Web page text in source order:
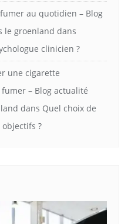
au quotidien – Blog
le groenland dans
clinicien ?
une cigarette
– Blog actualité
dans Quel choix de
?